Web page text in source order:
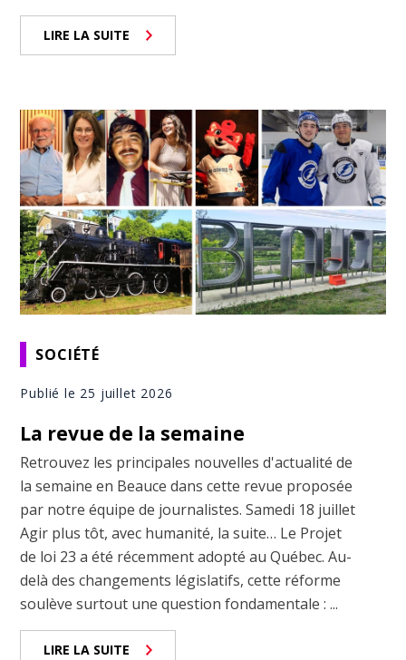
LIRE LA SUITE
SOCIÉTÉ
Publié le 25 juillet 2026
La revue de la semaine
Retrouvez les principales nouvelles d'actualité de
la semaine en Beauce dans cette revue proposée
par notre équipe de journalistes. Samedi 18 juillet
Agir plus tôt, avec humanité, la suite… Le Projet
de loi 23 a été récemment adopté au Québec. Au-
delà des changements législatifs, cette réforme
soulève surtout une question fondamentale : ...
LIRE LA SUITE